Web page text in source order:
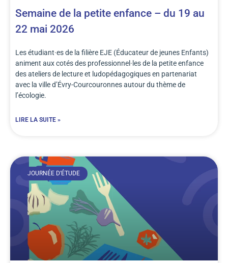
Semaine de la petite enfance – du 19 au
22 mai 2026
Les étudiant·es de la filière EJE (Éducateur de jeunes Enfants)
animent aux cotés des professionnel·les de la petite enfance
des ateliers de lecture et ludopédagogiques en partenariat
avec la ville d’Évry-Courcouronnes autour du thème de
l’écologie.
LIRE LA SUITE »
JOURNÉE D'ÉTUDE